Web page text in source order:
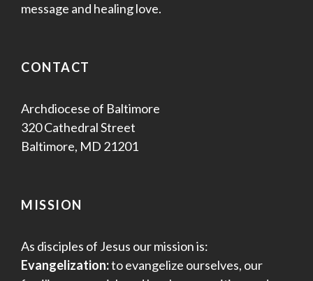
message and healing love.
CONTACT
Archdiocese of Baltimore
320 Cathedral Street
Baltimore, MD 21201
MISSION
As disciples of Jesus our mission is:
Evangelization:to evangelize ourselves, our